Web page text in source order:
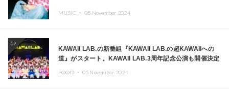
MUSIC ・ 05.November.2024
09
KAWAII LAB.の新番組『KAWAII LAB.の超KAWAIIへの
道』がスタート。KAWAII LAB.3周年記念公演も開催決定
FOOD ・ 05.November.2024